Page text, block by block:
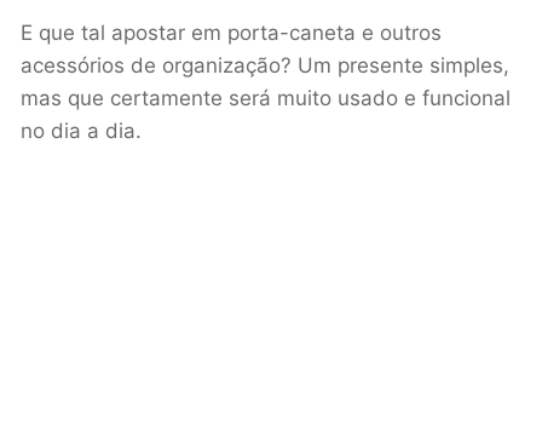
E que tal apostar em porta-caneta e outros
acessórios de organização? Um presente simples,
mas que certamente será muito usado e funcional
no dia a dia.